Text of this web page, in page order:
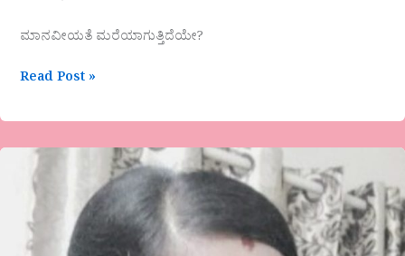
ಮಾನವೀಯತೆ ಮರೆಯಾಗುತ್ತಿದೆಯೇ?
Read Post »
ಹನಿ
ಬಿಂದು
ಅವರ
ಕವಿತೆ-
ಬಾಳು